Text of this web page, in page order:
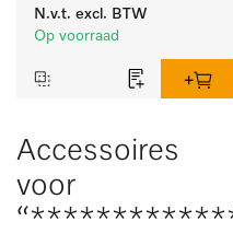
machinale reiniging van
laboratoriumglasw. en -
N.v.t. excl. BTW
Op voorraad
Accessoires
voor